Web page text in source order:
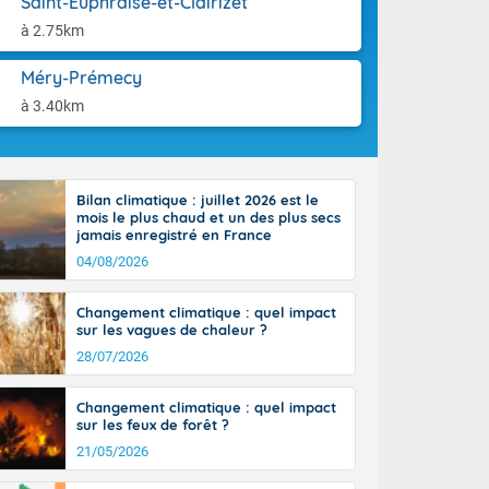
à 2.75km
Méry-Prémecy
à 3.40km
moins
25 à 30
35 degrés
jusque
la Corse.
Pyrénées,
marge de
de la
En soirée,
sur
22 à 24,
sur le
hors côtes
38 ou 39
Bilan climatique : juillet 2026 est le
mois le plus chaud et un des plus secs
jamais enregistré en France
04/08/2026
Changement climatique : quel impact
sur les vagues de chaleur ?
28/07/2026
Changement climatique : quel impact
sur les feux de forêt ?
21/05/2026